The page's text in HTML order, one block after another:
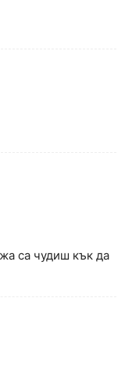
са чудиш кък да